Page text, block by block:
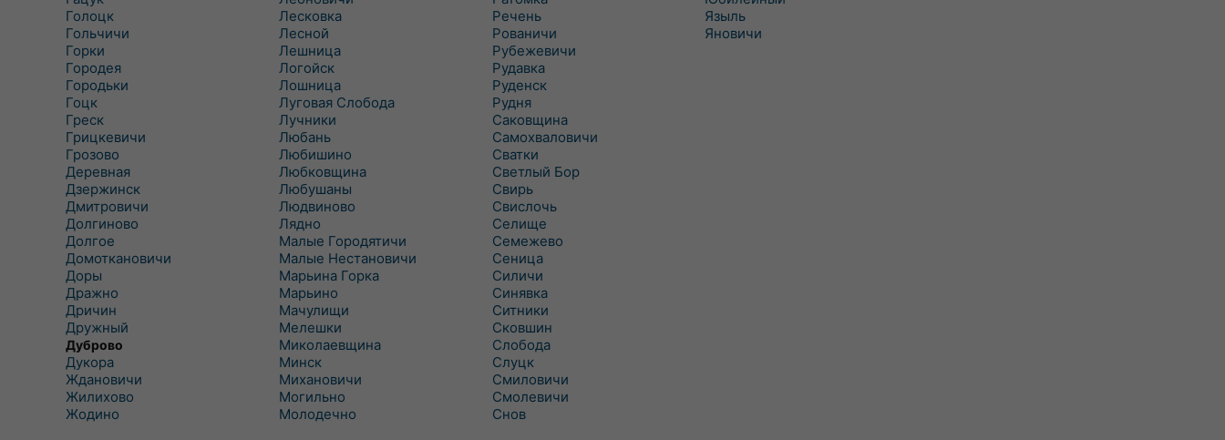
Голоцк
Гольчичи
Горки
Городея
Городьки
Гоцк
Греск
Грицкевичи
Грозово
Деревная
Дзержинск
Дмитровичи
Долгиново
Долгое
Домоткановичи
Доры
Дражно
Дричин
Дружный
Дуброво
Дукора
Ждановичи
Жилихово
Жодино
Лесковка
Лесной
Лешница
Логойск
Лошница
Луговая Слобода
Лучники
Любань
Любишино
Любковщина
Любушаны
Людвиново
Лядно
Малые Городятичи
Малые Нестановичи
Марьина Горка
Марьино
Мачулищи
Мелешки
Миколаевщина
Минск
Михановичи
Могильно
Молодечно
Речень
Рованичи
Рубежевичи
Рудавка
Руденск
Рудня
Саковщина
Самохваловичи
Сватки
Светлый Бор
Свирь
Свислочь
Селище
Семежево
Сеница
Силичи
Синявка
Ситники
Сковшин
Слобода
Слуцк
Смиловичи
Смолевичи
Снов
Языль
Яновичи